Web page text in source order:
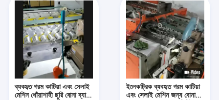
ব্যবহৃত গরম কাটিয়া এবং সেলাই
মেশিন ধোঁয়াশাহী ছুরি বোনা ব্যাগ
ইলেকট্রিক ব্যবহৃত গরম কাটিয়া
এবং সেলাই মেশিন জন্য বোনা